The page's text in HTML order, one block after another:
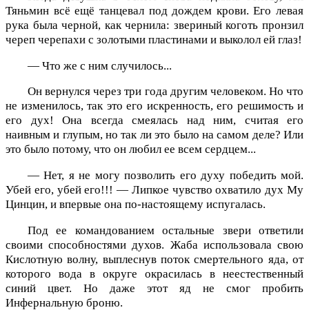
Тяньмин всё ещё танцевал под дождем крови. Его левая
рука была черной, как чернила: звериный коготь пронзил
череп черепахи с золотыми пластинами и выколол ей глаз!
— Что же с ним случилось...
Он вернулся через три года другим человеком. Но что
не изменилось, так это его искренность, его решимость и
его дух! Она всегда смеялась над ним, считая его
наивным и глупым, но так ли это было на самом деле? Или
это было потому, что он любил ее всем сердцем...
— Нет, я не могу позволить его духу победить мой.
Убей его, убей его!!! — Липкое чувство охватило дух Му
Цинцин, и впервые она по-настоящему испугалась.
Под ее командованием остальные звери ответили
своими способностями духов. Жаба использовала свою
Кислотную волну, выплеснув поток смертельного яда, от
которого вода в округе окрасилась в неестественный
синий цвет. Но даже этот яд не смог пробить
Инфернальную броню.